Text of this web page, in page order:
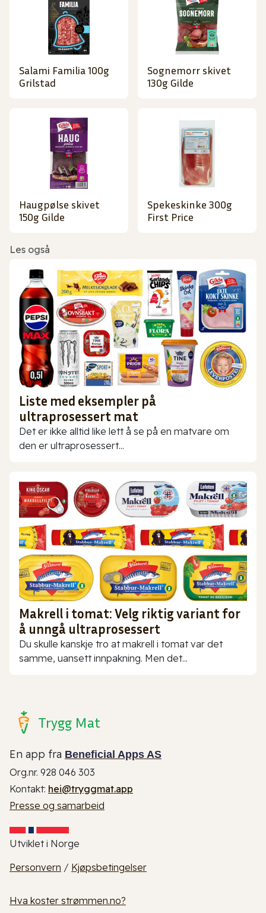
Salami Familia 100g
Grilstad
Sognemorr skivet
130g Gilde
Haugpølse skivet
150g Gilde
Spekeskinke 300g
First Price
Les også
Liste med eksempler på
ultraprosessert mat
Det er ikke alltid like lett å se på en matvare om
den er ultraprosessert...
Makrell i tomat: Velg riktig variant for
å unngå ultraprosessert
Du skulle kanskje tro at makrell i tomat var det
samme, uansett innpakning. Men det...
Trygg Mat
En app fra Beneficial Apps AS
Org.nr. 928 046 303
Kontakt: hei@tryggmat.app
Presse og samarbeid
Utviklet i Norge
Personvern / Kjøpsbetingelser
Hva koster strømmen.no?